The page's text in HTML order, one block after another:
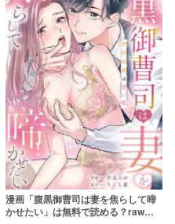
漫画「腹黒御曹司は妻を焦らして啼
かせたい」は無料で読める？rawや